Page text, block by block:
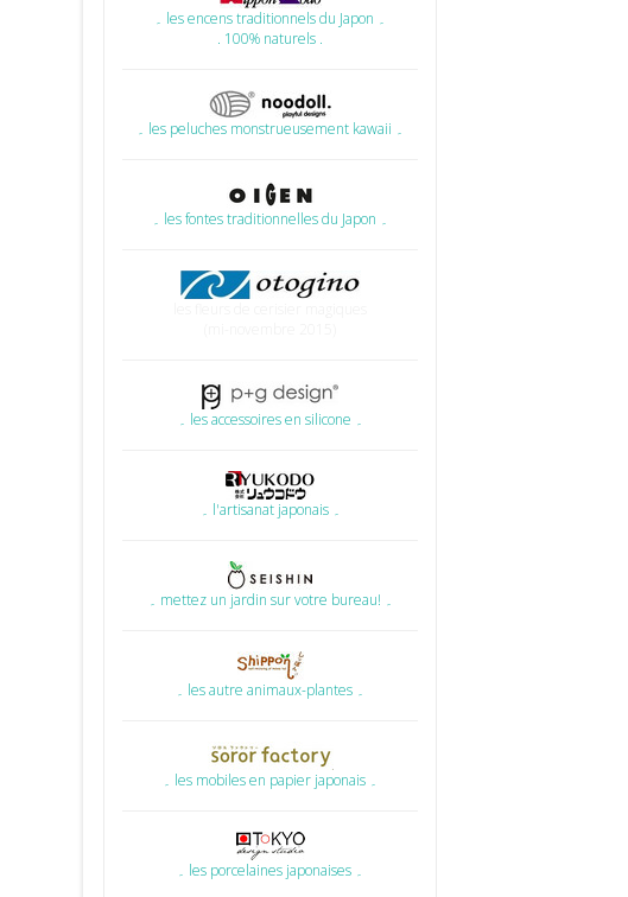
۔ les encens traditionnels du Japon ۔
. 100% naturels .
۔ les peluches monstrueusement kawaii ۔
۔ les fontes traditionnelles du Japon ۔
۔ les accessoires en silicone ۔
۔ l'artisanat japonais ۔
۔ mettez un jardin sur votre bureau! ۔
۔ les autre animaux-plantes ۔
۔ les mobiles en papier japonais ۔
۔ les porcelaines japonaises ۔